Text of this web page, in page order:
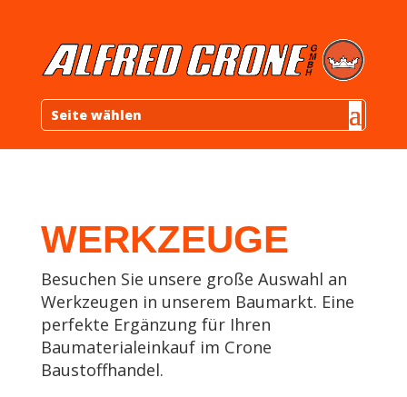
Seite wählen
WERKZEUGE
Besuchen Sie unsere große Auswahl an
Werkzeugen in unserem Baumarkt. Eine
perfekte Ergänzung für Ihren
Baumaterialeinkauf im Crone
Baustoffhandel.